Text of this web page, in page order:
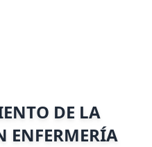
DE LA
ENFERMERÍA